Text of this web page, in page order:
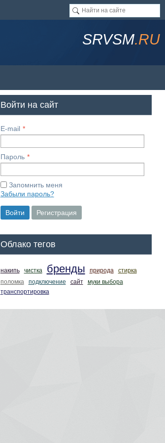
SRVSM.RU
Войти на сайт
E-mail
Пароль
Запомнить меня
Забыли пароль?
Войти Регистрация
Облако тегов
накипь чистка бренды природа
стирка
поломка
подключение сайт
муки выбора
транспортировка